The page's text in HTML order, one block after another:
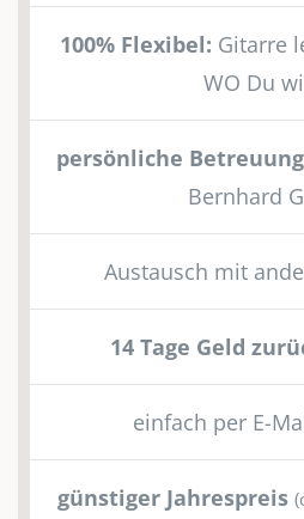
100% Flexibel: Gitarre
WO Du
persönliche Betreuung
Bernhard
Austausch mit
14 Tage Geld
einfach per E-
günstiger Jahrespreis